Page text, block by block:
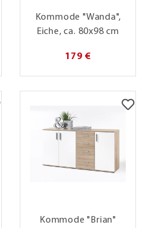
Kommode "Wanda",
Eiche, ca. 80x98 cm
179 €
Kommode "Brian"